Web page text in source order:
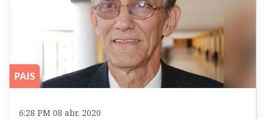
PAIS
6:28 PM 08 abr. 2020